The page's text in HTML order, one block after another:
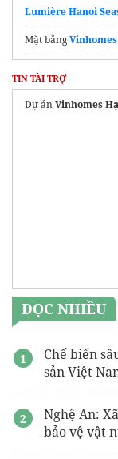
Lumière Hanoi
Mặt bằng
TPHCM
Giá bánLumière
TIN TÀI TRỢ
Dự ánVinhomes
ĐỌC NHIỀU
Chế biến
sản Việt
Nghệ An:
bảo vệ vật